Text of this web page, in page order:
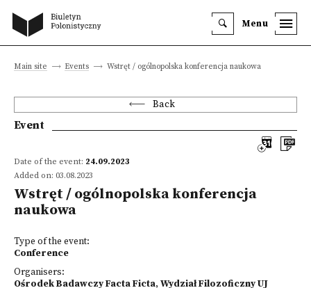
Menu
Main site Events Wstręt / ogólnopolska konferencja naukowa
Back
Event
Date of the event: 24.09.2023
Added on: 03.08.2023
Wstręt / ogólnopolska konferencja
naukowa
Type of the event:
Conference
Organisers:
Ośrodek Badawczy Facta Ficta, Wydział Filozoficzny UJ